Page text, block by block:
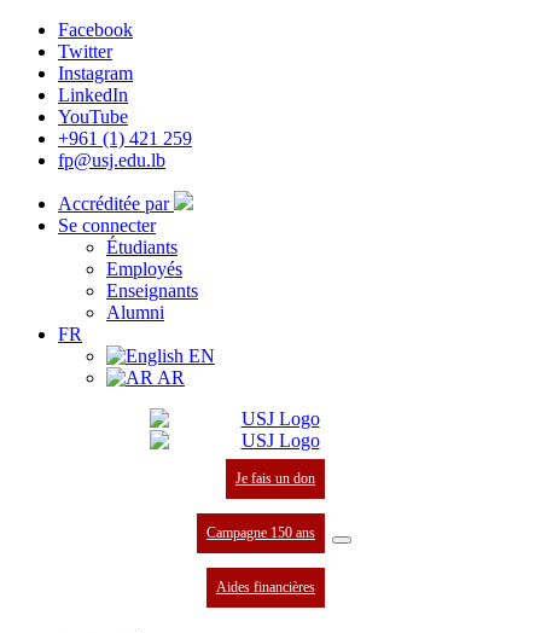
Facebook
Twitter
Instagram
LinkedIn
YouTube
+961 (1) 421 259
fp@usj.edu.lb
Accréditée par
Se connecter
Étudiants
Employés
Enseignants
Alumni
FR
EN
AR
Je fais un don
Campagne 150 ans
Aides financières